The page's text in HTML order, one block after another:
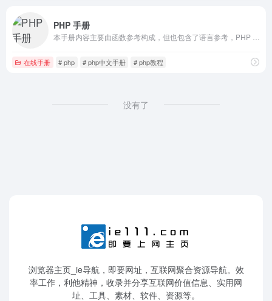
PHP 手册
在线手册 # php # php中文手册 # php教程
没有了
浏览器主页_ie导航，即要网址，互联网聚合资源导航。效
率工作，利他精神，收录并分享互联网价值信息、实用网
址、工具、素材、软件、资源等。